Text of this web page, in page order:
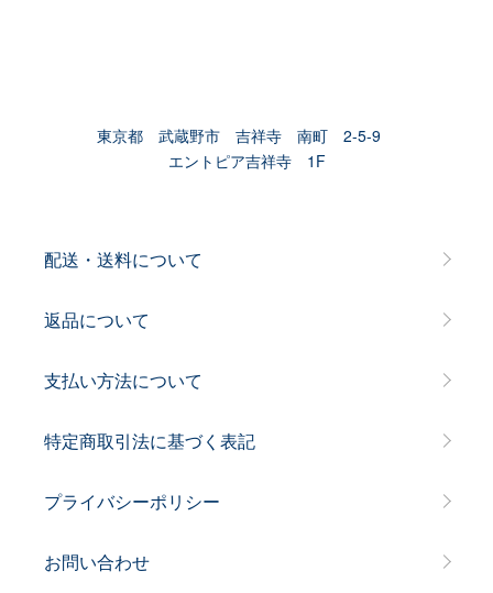
東京都 武蔵野市 吉祥寺 南町 2-5-9
エントピア吉祥寺 1F
配送・送料について
返品について
支払い方法について
特定商取引法に基づく表記
プライバシーポリシー
お問い合わせ